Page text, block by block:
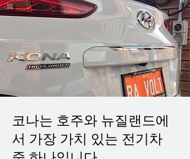
코나는 호주와 뉴질랜드에
서 가장 가치 있는 전기차